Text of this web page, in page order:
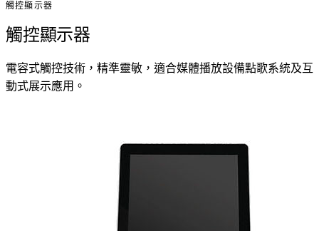
觸控顯示器
觸控顯示器
電容式觸控技術，精準靈敏，適合媒體播放設備點歌系統及互
動式展示應用。